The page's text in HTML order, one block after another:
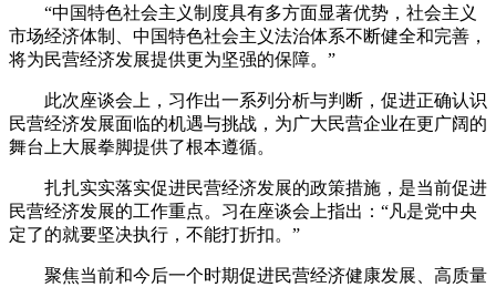
“中国特色社会主义制度具有多方面显著优势，社会主义
市场经济体制、中国特色社会主义法治体系不断健全和完善，
将为民营经济发展提供更为坚强的保障。”
此次座谈会上，习作出一系列分析与判断，促进正确认识
民营经济发展面临的机遇与挑战，为广大民营企业在更广阔的
舞台上大展拳脚提供了根本遵循。
扎扎实实落实促进民营经济发展的政策措施，是当前促进
民营经济发展的工作重点。习在座谈会上指出：“凡是党中央
定了的就要坚决执行，不能打折扣。”
聚焦当前和今后一个时期促进民营经济健康发展、高质量